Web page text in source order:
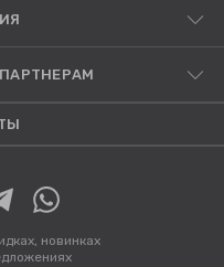
новинках